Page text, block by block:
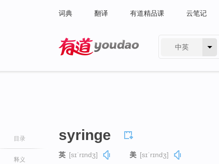
词典 翻译 有道精品课 云笔记
中英
目录
释义
syringe
英 [sɪˈrɪndʒ] 美 [sɪˈrɪndʒ]